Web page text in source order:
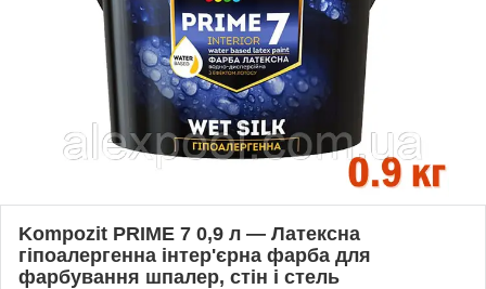
Kompozit PRIME 7 0,9 л — Латексна
гіпоалергенна інтер'єрна фарба для
фарбування шпалер, стін і стель